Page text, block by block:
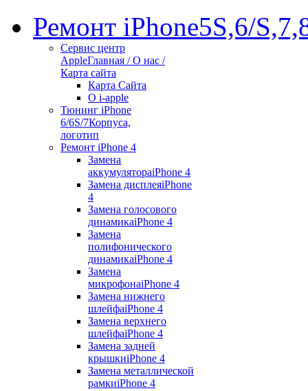
Ремонт iPhone5S,6/
Сервис центр
AppleГлавная / О нас /
Карта сайта
Карта Сайта
О i-apple
Тюнинг iPhone
6/6S/7Корпуса,
логотип
Ремонт iPhone 4
Замена
аккумулятораiPhone 4
Замена дисплеяiPhone
4
Замена голосового
динамикаiPhone 4
Замена
полифонического
динамикаiPhone 4
Замена
микрофонаiPhone 4
Замена нижнего
шлейфаiPhone 4
Замена верхнего
шлейфаiPhone 4
Замена задней
крышкиiPhone 4
Замена металлической
рамкиiPhone 4